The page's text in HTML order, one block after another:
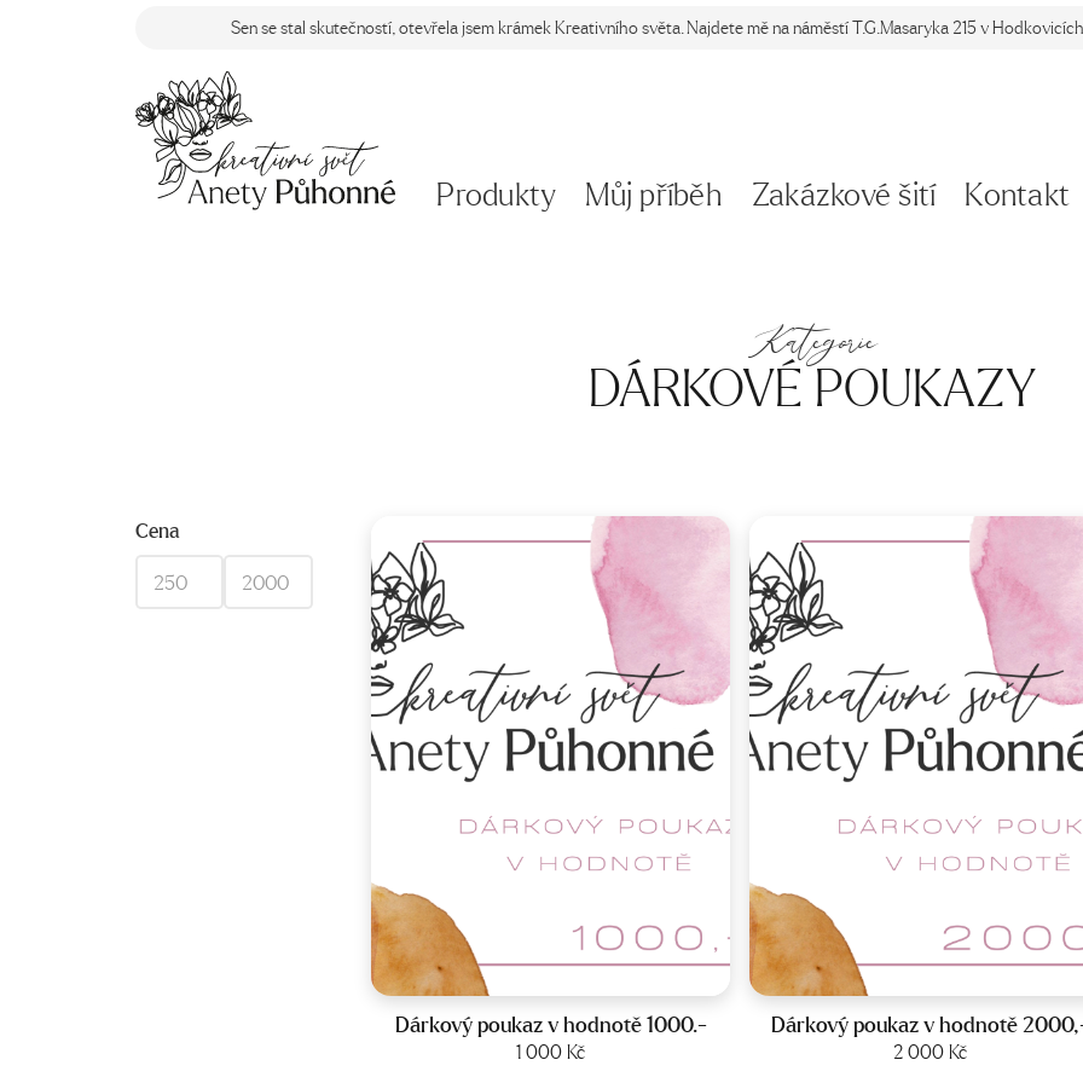
Sen se stal skutečností, otevřela jsem krámek Kreativního světa. Najdete mě na náměstí T.G.Masaryka 215 v
Produkty Můj příběh Zakázkové šití Kontakt
Kategorie
DÁRKOVÉ POUKAZY
Cena
Dárkový poukaz v hodnotě 1000.-
1 000Kč
Zobrazit produkt
Dárkový poukaz v hodnotě
2 000 Kč
Zobrazit produkt